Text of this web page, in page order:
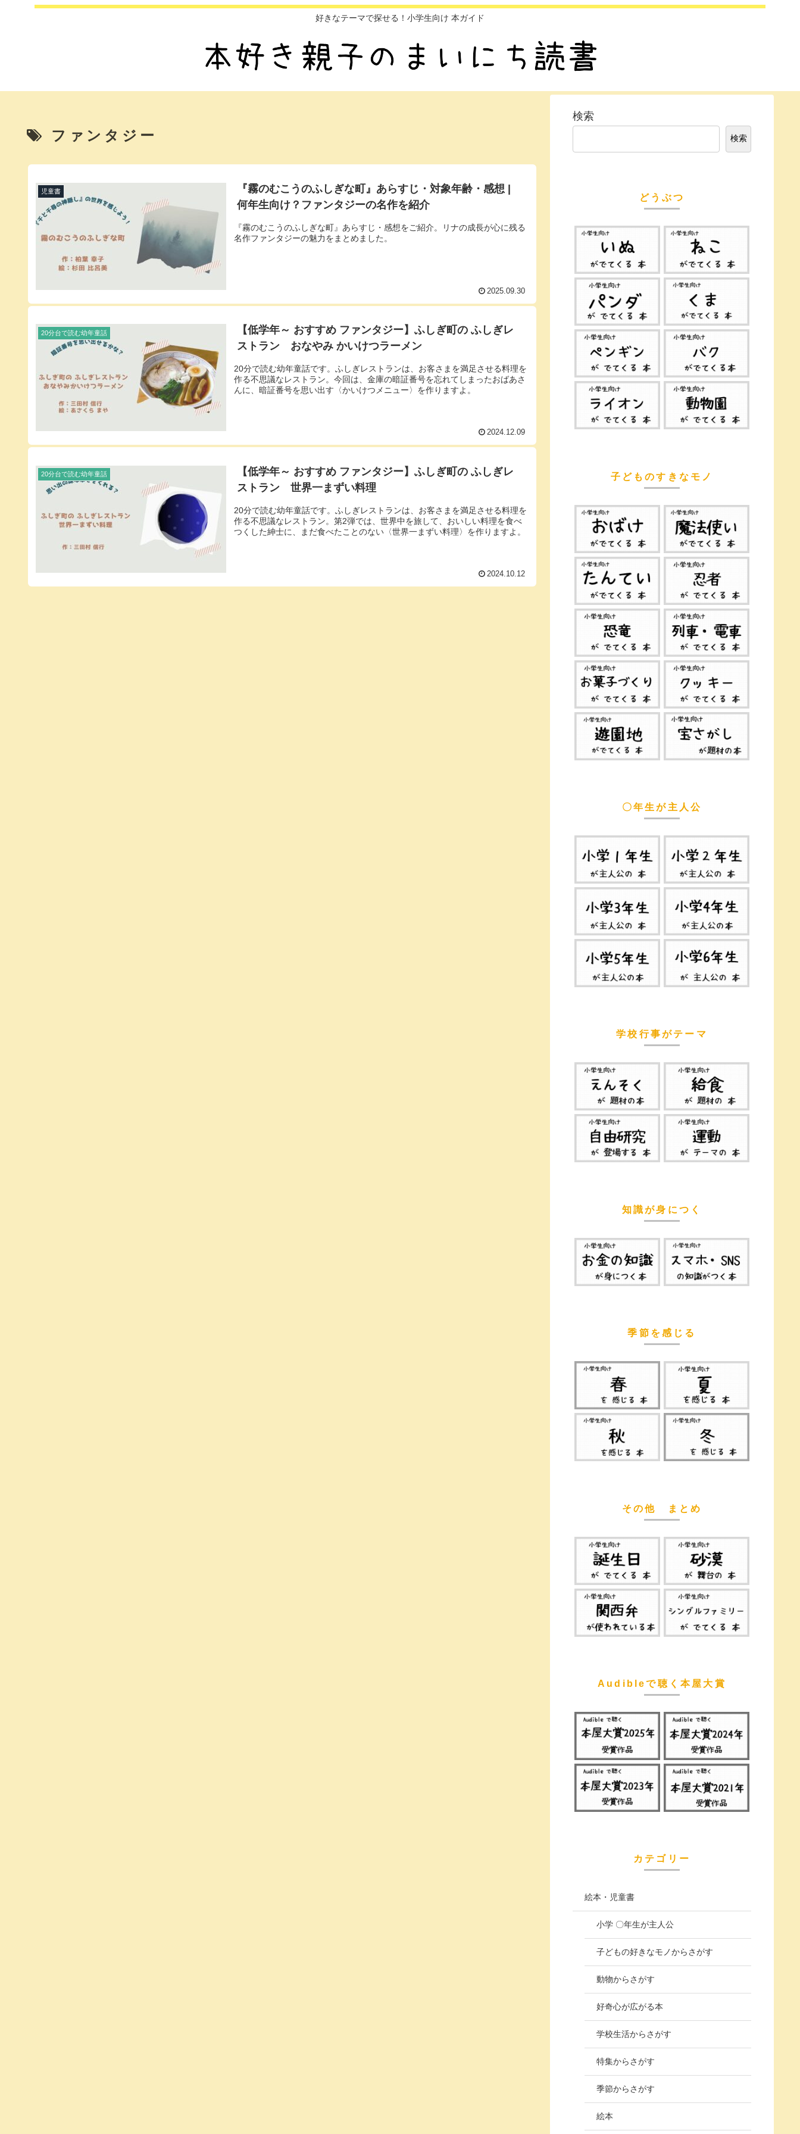
好きなテーマで探せる！小学生向け 本ガイド
ファンタジー
児童書
『霧のむこうのふしぎな町』あらすじ・対象年齢・感想 |
何年生向け？ファンタジーの名作を紹介
『霧のむこうのふしぎな町』あらすじ・感想をご紹介。リナの成長が心に残る
名作ファンタジーの魅力をまとめました。
2025.09.30
20分台で読む幼年童話
【低学年～ おすすめ ファンタジー】ふしぎ町の ふしぎレ
ストラン おなやみ かいけつラーメン
20分で読む幼年童話です。ふしぎレストランは、お客さまを満足させる料理を
作る不思議なレストラン。今回は、金庫の暗証番号を忘れてしまったおばあさ
んに、暗証番号を思い出す〈かいけつメニュー〉を作りますよ。
2024.12.09
20分台で読む幼年童話
【低学年～ おすすめ ファンタジー】ふしぎ町の ふしぎレ
ストラン 世界一まずい料理
20分で読む幼年童話です。ふしぎレストランは、お客さまを満足させる料理を
作る不思議なレストラン。第2弾では、世界中を旅して、おいしい料理を食べ
つくした紳士に、まだ食べたことのない〈世界一まずい料理〉を作りますよ。
2024.10.12
検索
検索
どうぶつ
子どものすきなモノ
〇年生が主人公
学校行事がテーマ
知識が身につく
季節を感じる
その他 まとめ
Audibleで聴く本屋大賞
カテゴリー
絵本・児童書
小学 〇年生が主人公
子どもの好きなモノからさがす
動物からさがす
好奇心が広がる本
学校生活からさがす
特集からさがす
季節からさがす
絵本